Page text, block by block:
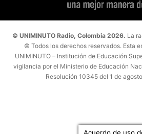
© UNIMINUTO Radio, Colombia 2026. La
© Todos los derechos reservados. Esta
UNIMINUTO – Institución de Educación
vigilancia por el Ministerio de Educación
Resolución 10345 del 1 de